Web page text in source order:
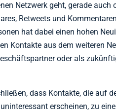
Netzwerk geht, gerade auch
Retweets und
hat dabei einen hohen
Kontakte aus dem weiteren
oder als
dass Kontakte, die auf
erscheinen, zu